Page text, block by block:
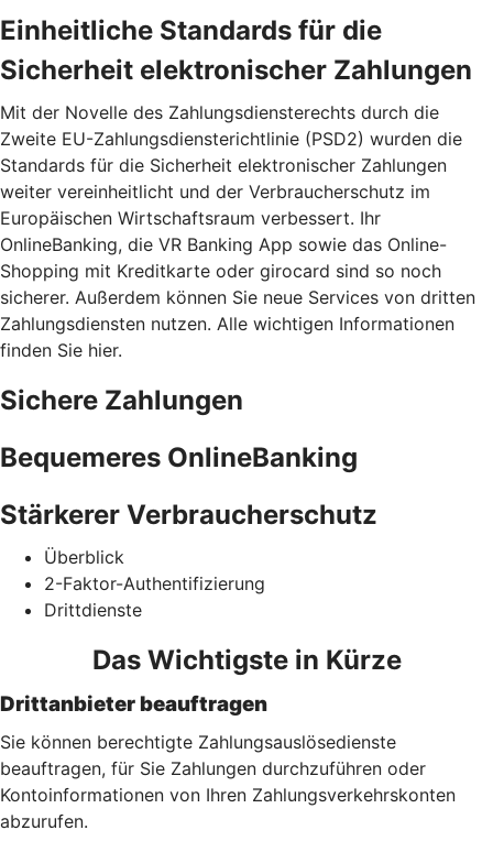
Einheitliche Standards für die
Sicherheit elektronischer Zahlungen
Mit der Novelle des Zahlungsdiensterechts durch die
Zweite EU-Zahlungsdiensterichtlinie (PSD2) wurden die
Standards für die Sicherheit elektronischer Zahlungen
weiter vereinheitlicht und der Verbraucherschutz im
Europäischen Wirtschaftsraum verbessert. Ihr
OnlineBanking, die VR Banking App sowie das Online-
Shopping mit Kreditkarte oder girocard sind so noch
sicherer. Außerdem können Sie neue Services von dritten
Zahlungsdiensten nutzen. Alle wichtigen Informationen
finden Sie hier.
Sichere Zahlungen
Bequemeres OnlineBanking
Stärkerer Verbraucherschutz
Überblick
2-Faktor-Authentifizierung
Drittdienste
Das Wichtigste in Kürze
Drittanbieter beauftragen
Sie können berechtigte Zahlungsauslösedienste
beauftragen, für Sie Zahlungen durchzuführen oder
Kontoinformationen von Ihren Zahlungsverkehrskonten
abzurufen.